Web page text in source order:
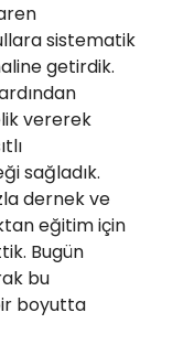
sistematik
getirdik.
vererek
sağladık.
dernek ve
eğitim için
Bugün
bu
boyutta